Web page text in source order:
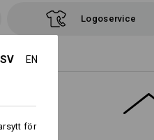
Logoservice
SV EN
för